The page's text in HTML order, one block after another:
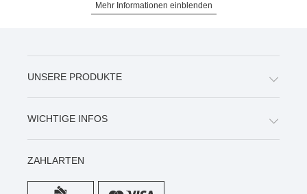
Mehr Informationen einblenden
UNSERE PRODUKTE
WICHTIGE INFOS
ZAHLARTEN